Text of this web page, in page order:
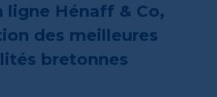
ligne Hénaff & Co,
des meilleures
bretonnes